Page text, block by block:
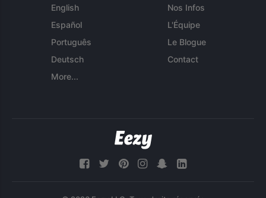
English
Español
Português
Deutsch
More...
Nos Infos
L'Équipe
Le Blogue
Contact